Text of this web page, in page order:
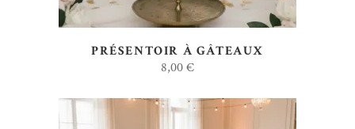
PRÉSENTOIR À GÂTEAUX
8,00€